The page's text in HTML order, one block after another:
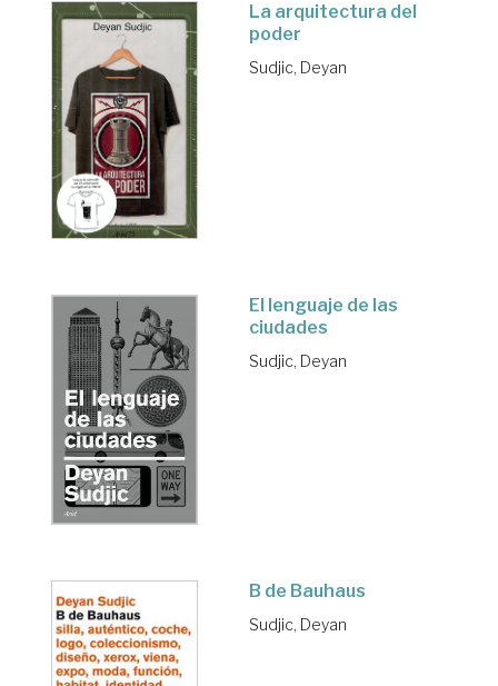
La arquitectura del
poder
Sudjic, Deyan
El lenguaje de las
ciudades
Sudjic, Deyan
B de Bauhaus
Sudjic, Deyan